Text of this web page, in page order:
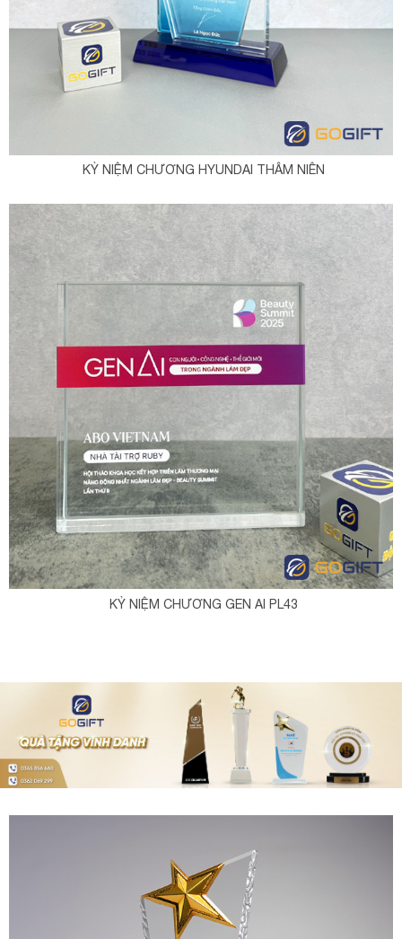
KỶ NIỆM CHƯƠNG HYUNDAI THÂM NIÊN
KỶ NIỆM CHƯƠNG GEN AI PL43